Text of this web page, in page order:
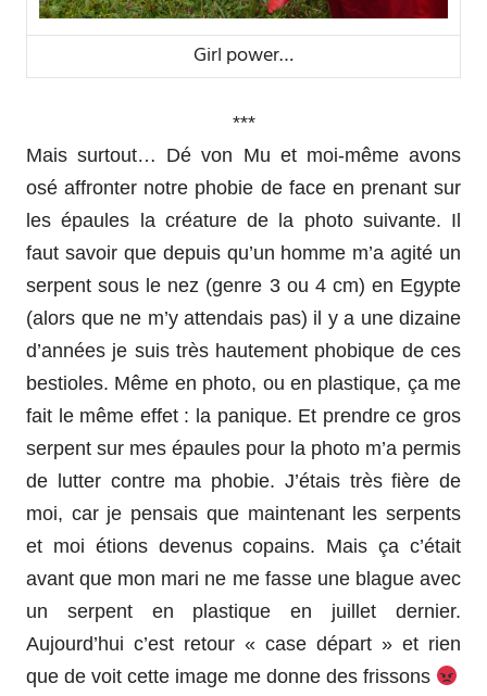
Girl power…
***
Mais surtout… Dé von Mu et moi-même avons
osé affronter notre phobie de face en prenant sur
les épaules la créature de la photo suivante. Il
faut savoir que depuis qu’un homme m’a agité un
serpent sous le nez (genre 3 ou 4 cm) en Egypte
(alors que ne m’y attendais pas) il y a une dizaine
d’années je suis très hautement phobique de ces
bestioles. Même en photo, ou en plastique, ça me
fait le même effet : la panique. Et prendre ce gros
serpent sur mes épaules pour la photo m’a permis
de lutter contre ma phobie. J’étais très fière de
moi, car je pensais que maintenant les serpents
et moi étions devenus copains. Mais ça c’était
avant que mon mari ne me fasse une blague avec
un serpent en plastique en juillet dernier.
Aujourd’hui c’est retour « case départ » et rien
que de voit cette image me donne des frissons